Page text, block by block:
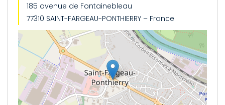
185 avenue de Fontainebleau
77310 SAINT-FARGEAU-PONTHIERRY – France